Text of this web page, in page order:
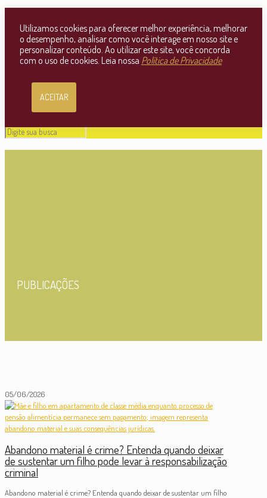
PUBLICAÇÕES
05/06/2026
Abandono material é crime? Entenda quando deixar
de sustentar um filho pode levar à responsabilização
criminal
Abandono material é crime? Entenda quando deixar de sustentar um filho
Utilizamos cookies para oferecer melhor experiência, melhorar
o desempenho, analisar como você interage em nosso site e
personalizar conteúdo. Ao utilizar este site, você concorda
com o uso de cookies. Leia nossa Política de Privacidade
ACEITAR